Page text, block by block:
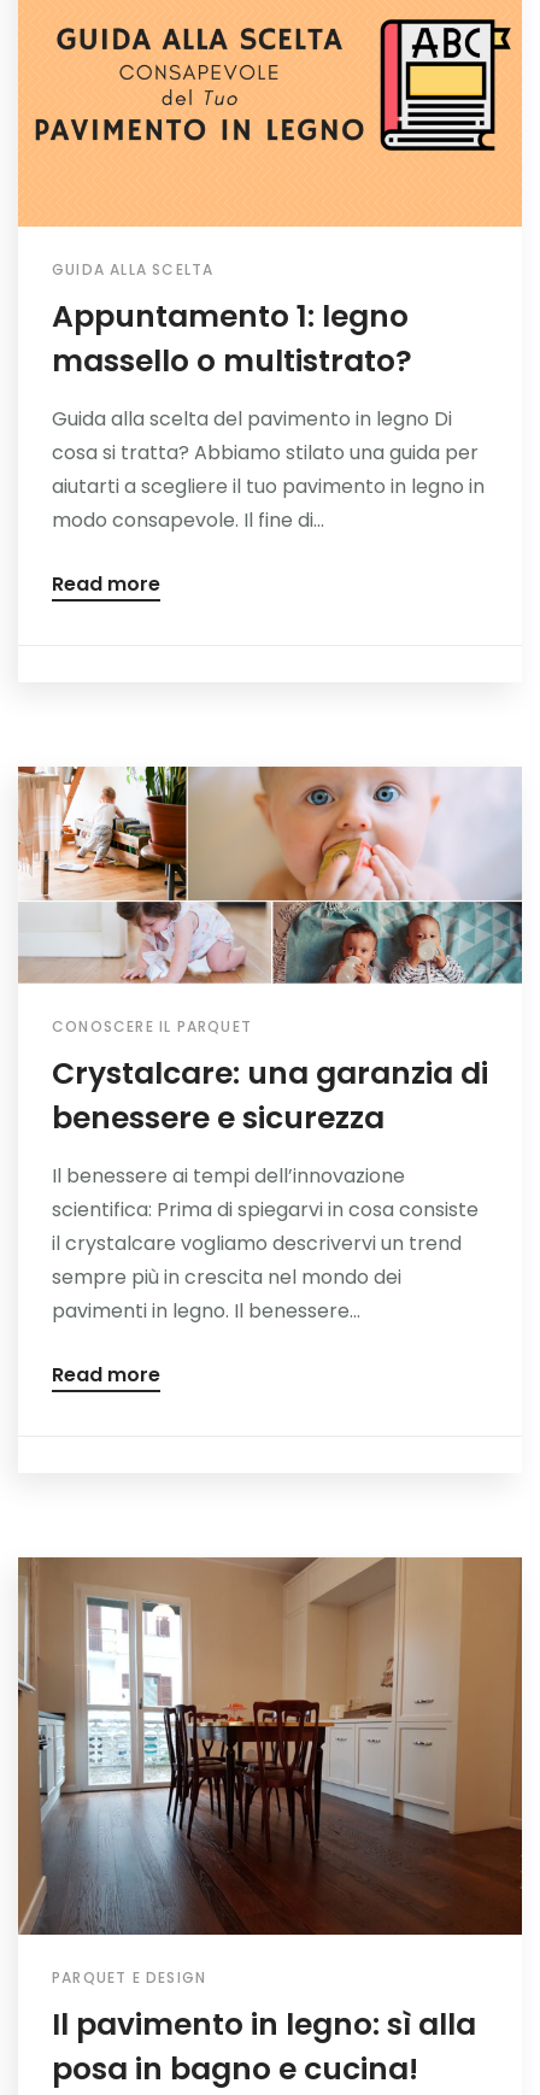
GUIDA ALLA SCELTA
Appuntamento 1: legno
massello o multistrato?
Guida alla scelta del pavimento in legno Di
cosa si tratta? Abbiamo stilato una guida per
aiutarti a scegliere il tuo pavimento in legno in
modo consapevole. Il fine di...
Read more
CONOSCERE IL PARQUET
Crystalcare: una garanzia di
benessere e sicurezza
Il benessere ai tempi dell’innovazione
scientifica: Prima di spiegarvi in cosa consiste
il crystalcare vogliamo descrivervi un trend
sempre più in crescita nel mondo dei
pavimenti in legno. Il benessere...
Read more
PARQUET E DESIGN
Il pavimento in legno: sì alla
posa in bagno e cucina!